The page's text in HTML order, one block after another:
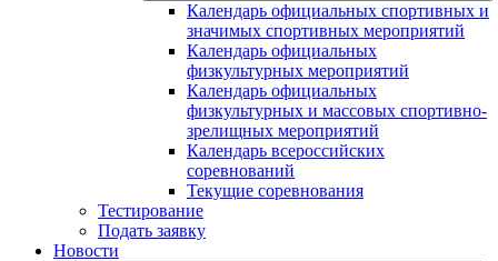
Календарь официальных спортивных и
значимых спортивных мероприятий
Календарь официальных
физкультурных мероприятий
Календарь официальных
физкультурных и массовых спортивно-
зрелищных мероприятий
Календарь всероссийских
соревнований
Текущие соревнования
Тестирование
Подать заявку
Новости